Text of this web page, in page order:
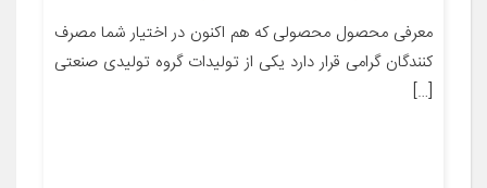
معرفی محصول محصولی که هم اکنون در اختیار شما مصرف
کنندگان گرامی قرار دارد یکی از تولیدات گروه تولیدی صنعتی
[…]